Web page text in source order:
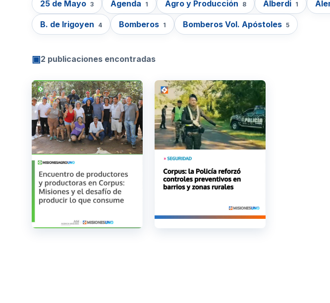
25 de Mayo 3 Agenda 1 Agro y Producción 8 Alberdi 1
B. de Irigoyen 4 Bomberos 1 Bomberos Vol. Apóstoles 5
▣2 publicaciones encontradas